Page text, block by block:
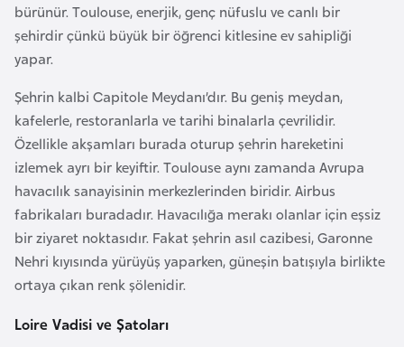
bürünür. Toulouse, enerjik, genç nüfuslu ve canlı bir
şehirdir çünkü büyük bir öğrenci kitlesine ev sahipliği
yapar.
Şehrin kalbi Capitole Meydanı’dır. Bu geniş meydan,
kafelerle, restoranlarla ve tarihi binalarla çevrilidir.
Özellikle akşamları burada oturup şehrin hareketini
izlemek ayrı bir keyiftir. Toulouse aynı zamanda Avrupa
havacılık sanayisinin merkezlerinden biridir. Airbus
fabrikaları buradadır. Havacılığa merakı olanlar için eşsiz
bir ziyaret noktasıdır. Fakat şehrin asıl cazibesi, Garonne
Nehri kıyısında yürüyüş yaparken, güneşin batışıyla birlikte
ortaya çıkan renk şölenidir.
Loire Vadisi ve Şatoları
B
l
g
a
r
i
s
t
a
n
E